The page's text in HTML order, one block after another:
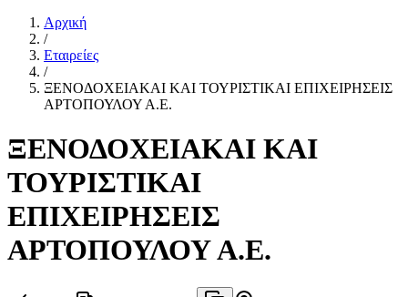
Αρχική
/
Εταιρείες
/
ΞΕΝΟΔΟΧΕΙΑΚΑΙ ΚΑΙ ΤΟΥΡΙΣΤΙΚΑΙ ΕΠΙΧΕΙΡΗΣΕΙΣ
ΑΡΤΟΠΟΥΛΟΥ Α.Ε.
ΞΕΝΟΔΟΧΕΙΑΚΑΙ ΚΑΙ
ΤΟΥΡΙΣΤΙΚΑΙ
ΕΠΙΧΕΙΡΗΣΕΙΣ
ΑΡΤΟΠΟΥΛΟΥ Α.Ε.